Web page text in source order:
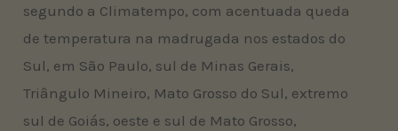
segundo a Climatempo, com acentuada queda
de temperatura na madrugada nos estados do
Sul, em São Paulo, sul de Minas Gerais,
Triângulo Mineiro, Mato Grosso do Sul, extremo
sul de Goiás, oeste e sul de Mato Grosso,